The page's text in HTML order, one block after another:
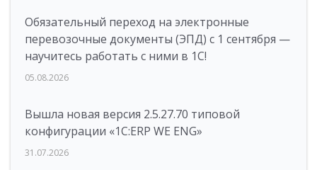
Обязательный переход на электронные
перевозочные документы (ЭПД) с 1 сентября —
научитесь работать с ними в 1С!
05.08.2026
Вышла новая версия 2.5.27.70 типовой
конфигурации «1С:ERP WE ENG»
31.07.2026